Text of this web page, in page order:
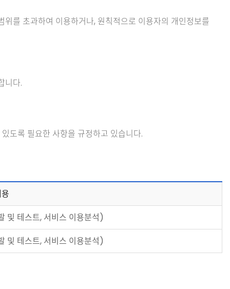
를 초과하여 이용하거나, 원칙적으로 이용자의 개인정보를
니다.
도록 필요한 사항을 규정하고 있습니다.
및 테스트, 서비스 이용분석)
및 테스트, 서비스 이용분석)